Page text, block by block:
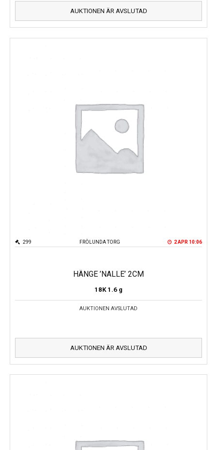
AUKTIONEN ÄR AVSLUTAD
FRÖLUNDA TORG
299 2 APR 10:06
HÄNGE ’NALLE’ 2CM
18K 1.6 g
AUKTIONEN AVSLUTAD
AUKTIONEN ÄR AVSLUTAD